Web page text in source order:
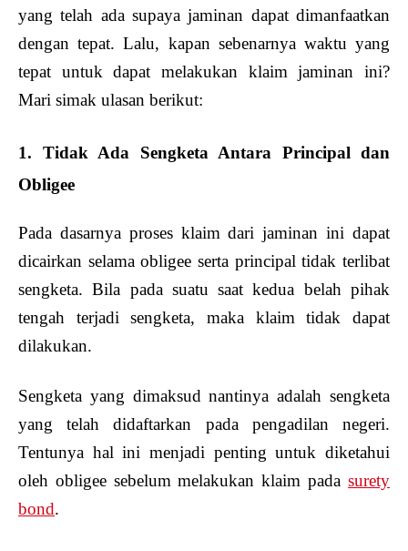
yang telah ada supaya jaminan dapat dimanfaatkan
dengan tepat. Lalu, kapan sebenarnya waktu yang
tepat untuk dapat melakukan klaim jaminan ini?
Mari simak ulasan berikut:
1. Tidak Ada Sengketa Antara Principal dan
Obligee
Pada dasarnya proses klaim dari jaminan ini dapat
dicairkan selama obligee serta principal tidak terlibat
sengketa. Bila pada suatu saat kedua belah pihak
tengah terjadi sengketa, maka klaim tidak dapat
dilakukan.
Sengketa yang dimaksud nantinya adalah sengketa
yang telah didaftarkan pada pengadilan negeri.
Tentunya hal ini menjadi penting untuk diketahui
oleh obligee sebelum melakukan klaim pada surety
bond.